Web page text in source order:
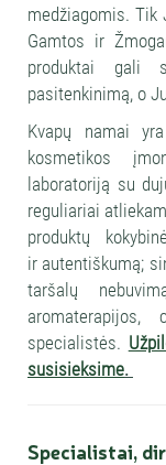
medžiagomis. Tik
Gamtos ir
produktai gali
pasitenkinimą, o
Kvapų namai
kosmetikos
laboratoriją su
reguliariai
produktų
ir autentiškumą;
taršalų
specialistės.
susisieksime.
Specialistai,